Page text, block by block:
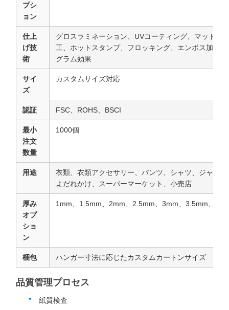
プシ
ョン
仕上
げ技
術
グロスラミネーション、UVコーティング、マットラ
工、ホットスタンプ、フロッキング、エンボス加工
グラム効果
サイ
ズ
カスタムサイズ対応
認証 FSC、ROHS、BSCI
最小
注文
数量
1000個
用途
衣類、衣類アクセサリー、パンツ、シャツ、ジャケ
よだれかけ、スーパーマーケット、小売店
厚み
オプ
ショ
ン
1mm、1.5mm、2mm、2.5mm、3mm、3.5mm、
梱包 ハンガー寸法に応じたカスタムカートンサイズ
品質管理プロセス
紙質検査